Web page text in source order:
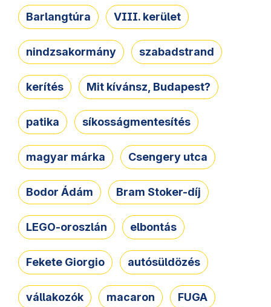
Barlangtúra VIII. kerület
nindzsakormány szabadstrand
kerítés Mit kívánsz, Budapest?
patika síkosságmentesítés
magyar márka Csengery utca
Bodor Ádám Bram Stoker-díj
LEGO-oroszlán elbontás
Fekete Giorgio autósüldözés
vállakozók macaron FUGA